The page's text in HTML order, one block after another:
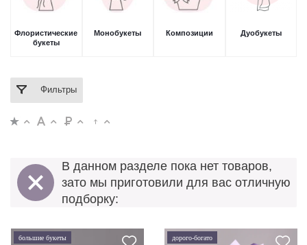
Флористические
букеты
Монобукеты Композиции Дуобукеты
Фильтры
В данном разделе пока нет товаров,
зато мы приготовили для вас отличную
подборку:
большие букеты дорого-богато